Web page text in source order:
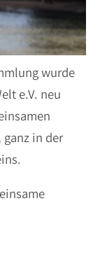
wurde
e.V. neu
in der